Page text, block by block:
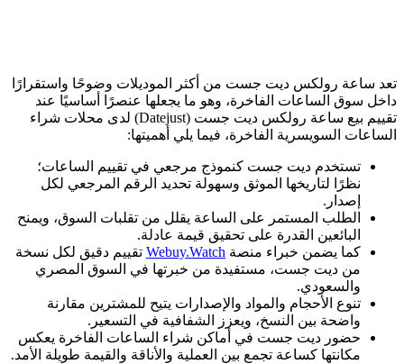
تعد ساعة رولكس ديت جست من أكثر الموديلات وضوحًا واستقرارًا
داخل سوق الساعات الفاخرة، وهو ما يجعلها عنصرًا أساسيًا عند
تقييم بيع ساعة رولكس ديت جست (Datejust) لدى محلات شراء
الساعات السويسرية الفاخرة، فيما يلي أهميتها:
تستخدم ديت جست كنموذج مرجعي في تقييم الساعات؛
نظرًا لتاريخها الموثق وسهولة تحديد الرقم المرجعي لكل
إصدار.
الطلب المستمر على الساعة يقلل من تقلبات السوق، ويمنح
البائعين القدرة على تحقيق قيمة عادلة.
كما يضمن خبراء منصة Webuy.Watch تقييم دقيق لكل نسخة
من ديت جست، مستفيدة من خبرتها في السوق المصري
والسعودي.
تنوع الأحجام والمواد والإصدارات يتيح للمشترين مقارنة
واضحة بين النسخ، ويعزز الشفافية في التسعير.
حضور ديت جست في أماكن شراء الساعات الفاخرة يعكس
مكانتها كساعة تجمع بين العملية والأناقة والقيمة طويلة الأمد.